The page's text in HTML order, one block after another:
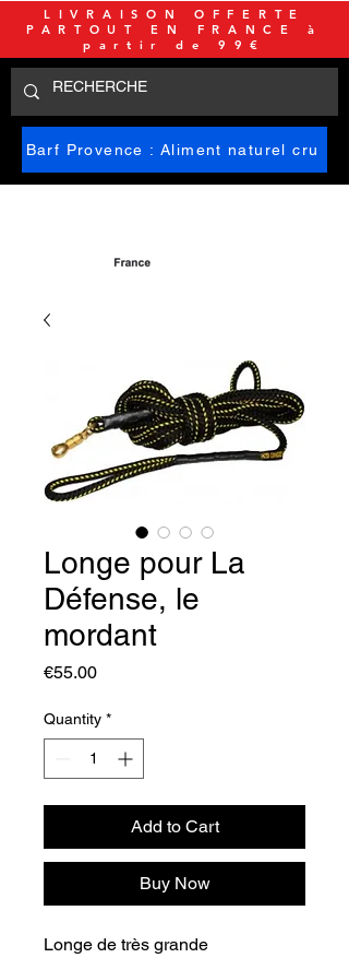
Barf Provence : Aliment naturel cru
LIVRAISON OFFERTE
PARTOUT EN FRANCE à
partir de 99€
Longe pour La
Défense, le
mordant
€55.00Price
Quantity *
Add to Cart
Buy Now
Longe de très grande